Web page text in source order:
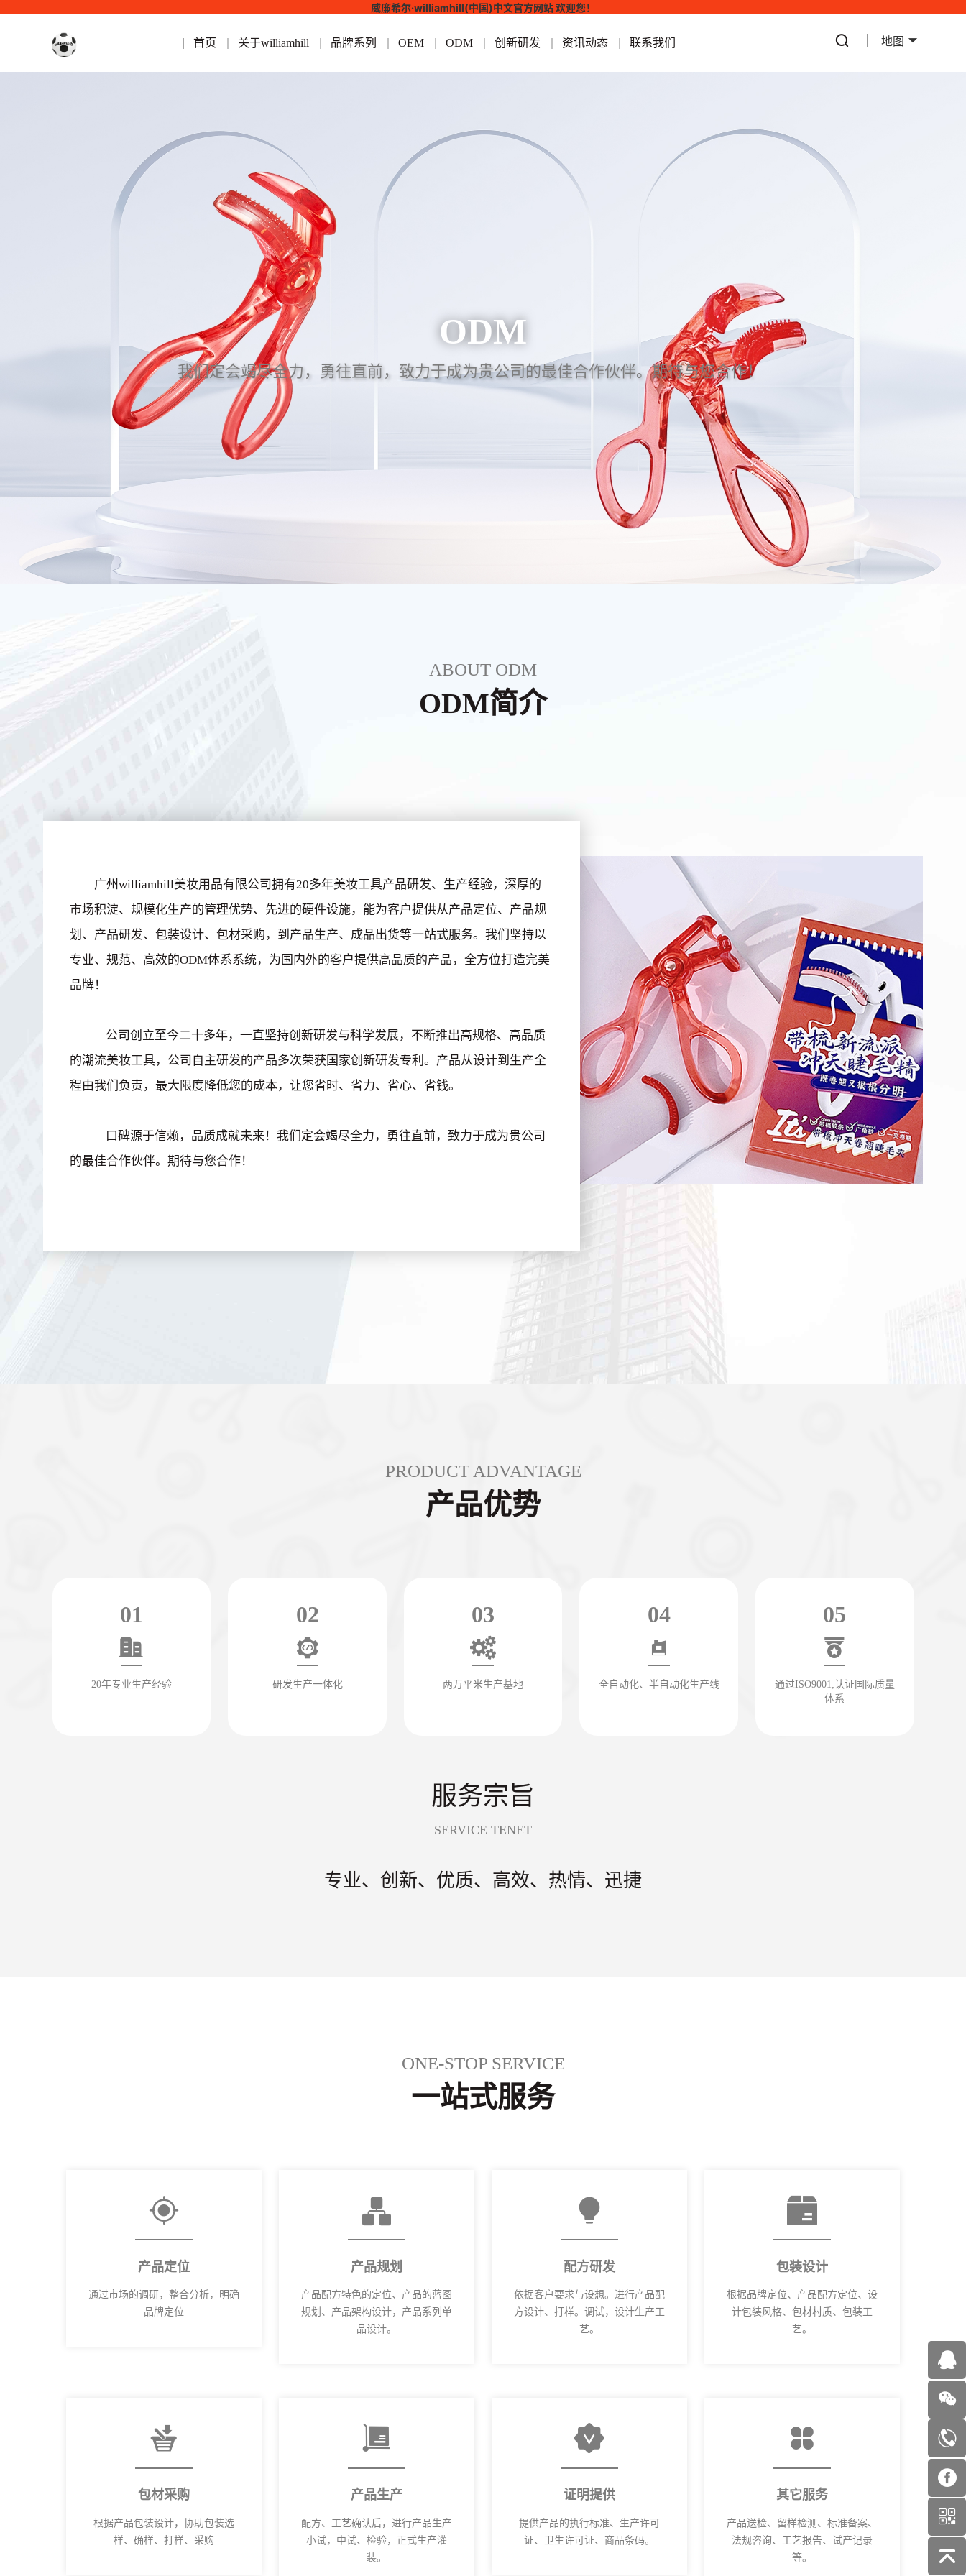
威廉希尔·williamhill(中国)中文官方网站 欢迎您！
首页 关于williamhill 品牌系列 OEM ODM 创新研发 资讯动态 联系我们 地图
ODM
我们定会竭尽全力，勇往直前，致力于成为贵公司的最佳合作伙伴。期待与您合作！
ABOUT ODM
ODM简介
广州williamhill美妆用品有限公司拥有20多年美妆工具产品研发、生产经验，深厚的
市场积淀、规模化生产的管理优势、先进的硬件设施，能为客户提供从产品定位、产品规
划、产品研发、包装设计、包材采购，到产品生产、成品出货等一站式服务。我们坚持以
专业、规范、高效的ODM体系系统，为国内外的客户提供高品质的产品，全方位打造完美
品牌！
公司创立至今二十多年，一直坚持创新研发与科学发展，不断推出高规格、高品质
的潮流美妆工具，公司自主研发的产品多次荣获国家创新研发专利。产品从设计到生产全
程由我们负责，最大限度降低您的成本，让您省时、省力、省心、省钱。
口碑源于信赖，品质成就未来！我们定会竭尽全力，勇往直前，致力于成为贵公司
的最佳合作伙伴。期待与您合作！
PRODUCT ADVANTAGE
产品优势
01
20年专业生产经验
02
研发生产一体化
03
两万平米生产基地
04
全自动化、半自动化生产线
05
通过ISO9001;认证国际质量
体系
服务宗旨
SERVICE TENET
专业、创新、优质、高效、热情、迅捷
ONE-STOP SERVICE
一站式服务
产品定位
通过市场的调研，整合分析，明确
品牌定位
产品规划
产品配方特色的定位、产品的蓝图
规划、产品架构设计，产品系列单
品设计。
配方研发
依据客户要求与设想。进行产品配
方设计、打样。调试，设计生产工
艺。
包装设计
根据品牌定位、产品配方定位、设
计包装风格、包材村质、包装工
艺。
包材采购
根据产品包装设计，协助包装选
样、确样、打样、采购
产品生产
配方、工艺确认后，进行产品生产
小试，中试、检验，正式生产灌
装。
证明提供
提供产品的执行标准、生产许可
证、卫生许可证、商品条码。
其它服务
产品送检、留样检测、标准备案、
法规咨询、工艺报告、试产记录
等。